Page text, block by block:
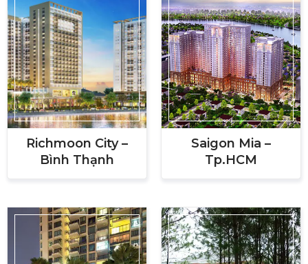
Richmoon City –
Bình Thạnh
Saigon Mia –
Tp.HCM